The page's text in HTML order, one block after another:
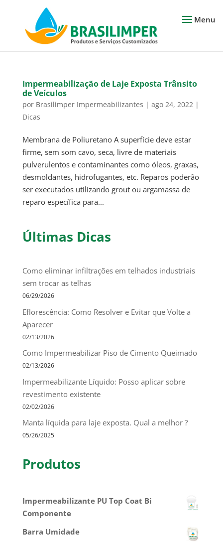
Impermeabilização de Laje Exposta Trânsito
de Veículos
por Brasilimper Impermeabilizantes | ago 24, 2022|
Dicas
Membrana de Poliuretano A superfície deve estar
firme, sem som cavo, seca, livre de materiais
pulverulentos e contaminantes como óleos, graxas,
desmoldantes, hidrofugantes, etc. Reparos poderão
ser executados utilizando grout ou argamassa de
reparo específica para...
Últimas Dicas
Como eliminar infiltrações em telhados industriais
sem trocar as telhas
06/29/2026
Eflorescência: Como Resolver e Evitar que Volte a
Aparecer
02/13/2026
Como Impermeabilizar Piso de Cimento Queimado
02/13/2026
Impermeabilizante Líquido: Posso aplicar sobre
revestimento existente
02/02/2026
Manta líquida para laje exposta. Qual a melhor ?
05/26/2025
Produtos
Impermeabilizante PU Top Coat Bi
Componente
Barra Umidade